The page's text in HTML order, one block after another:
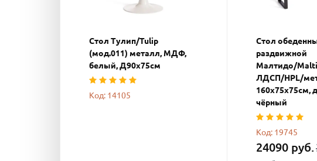
Стол Тулип/Tulip
(мод.011) металл, МДФ,
белый, Д90х75см
Код: 14105
Стол
раздвижной
Малтидо/
ЛДСП/HPL/
160х75х75см,
чёрный
Код: 19745
24090 руб.